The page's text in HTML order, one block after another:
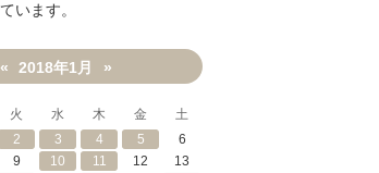
います。
« 2018年1月 »
火 水 木 金
土
2 3 4 5
6
9 10 11 12
13